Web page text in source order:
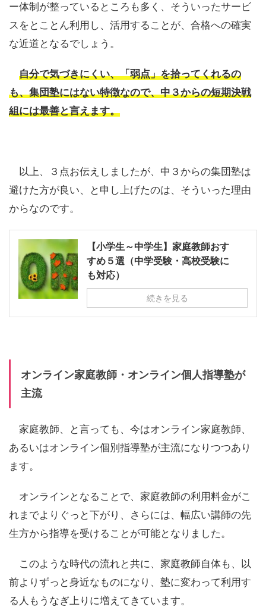
ー体制が整っているところも多く、そういったサービ
スをとことん利用し、活用することが、合格への確実
な近道となるでしょう。
自分で気づきにくい、「弱点」を拾ってくれるの
も、集団塾にはない特徴なので、中３からの短期決戦
組には最善と言えます。
以上、３点お伝えしましたが、中３からの集団塾は
避けた方が良い、と申し上げたのは、そういった理由
からなのです。
【小学生～中学生】家庭教師おす
すめ５選（中学受験・高校受験に
も対応）
続きを見る
オンライン家庭教師・オンライン個人指導塾が
主流
家庭教師、と言っても、今はオンライン家庭教師、
あるいはオンライン個別指導塾が主流になりつつあり
ます。
オンラインとなることで、家庭教師の利用料金がこ
れまでよりぐっと下がり、さらには、幅広い講師の先
生方から指導を受けることが可能となりました。
このような時代の流れと共に、家庭教師自体も、以
前よりずっと身近なものになり、塾に変わって利用す
る人もうなぎ上りに増えてきています。